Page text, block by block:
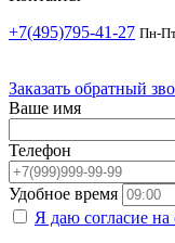
+7(495)795-41-27 Пн-
Заказать обратный
Ваше имя
Телефон
Удобное время
Я даю согласие на